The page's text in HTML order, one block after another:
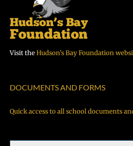
Visit theHudson’s Bay Foundation
DOCUMENTS AND FORMS
Quick access to all school documents